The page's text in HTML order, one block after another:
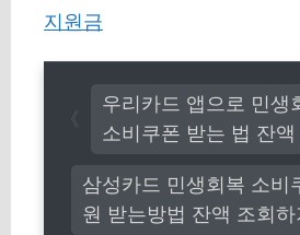
리
그
지원금
삼성카드 민생회복 소비
원 받는방법 잔액 조회하
우리카드 앱으로 민생
소비쿠폰 받는 법 잔액